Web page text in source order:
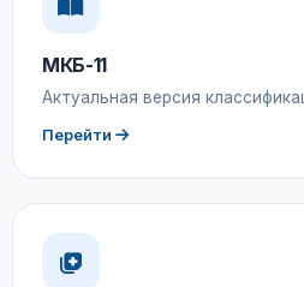
МКБ-11
Актуальная версия
Перейти